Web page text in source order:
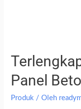
Panel
Produk / Oleh